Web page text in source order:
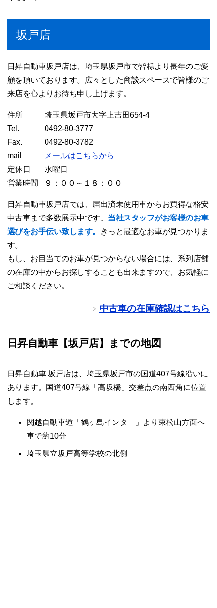
坂戸店
日昇自動車坂戸店は、埼玉県坂戸市で皆様より長年のご愛
顧を頂いております。広々とした商談スペースで皆様のご
来店を心よりお待ち申し上げます。
住所
埼玉県坂戸市大字上吉田654-4
Tel.
0492-80-3777
Fax.
0492-80-3782
mail
メールはこちらから
定休日
水曜日
営業時間
９：００～１８：００
日昇自動車坂戸店では、届出済未使用車からお買得な格安
中古車まで多数展示中です。 当社スタッフがお客様のお車
選びをお手伝い致します。
きっと最適なお車が見つかりま
す。
もし、お目当てのお車が見つからない場合には、系列店舗
の在庫の中からお探しすることも出来ますので、お気軽に
ご相談ください。
中古車の在庫確認はこちら
日昇自動車【坂戸店】までの地図
日昇自動車 坂戸店は、埼玉県坂戸市の国道407号線沿いに
あります。国道407号線「高坂橋」交差点の南西角に位置
します。
関越自動車道「鶴ヶ島インター」より東松山方面へ
車で約10分
埼玉県立坂戸高等学校の北側